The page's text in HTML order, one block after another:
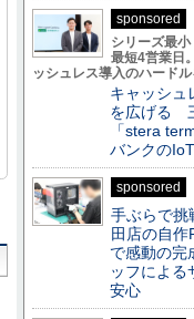
sponsored
シリーズ最
最短4営業日
ッシュレス導入のハード
キャッシュ
を広げる
「stera
バンクの
sponsored
手ぶらで挑
田店の自作
で感動の完
ッフによる
安心